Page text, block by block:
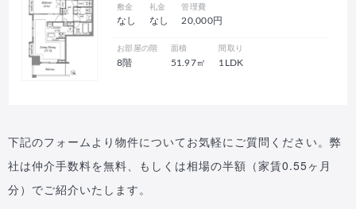
敷金
なし
礼金
なし
管理費
20,000円
お部屋の階
8階
面積
51.97㎡
間取り
1LDK
下記のフォームより物件についてお気軽にご質問ください。弊
社は仲介手数料を無料、もしくは相場の半額（家賃0.55ヶ月
分）でご紹介いたします。